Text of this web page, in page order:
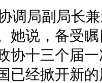
调局副局长
她说，备受
协十三个届
已经掀开新